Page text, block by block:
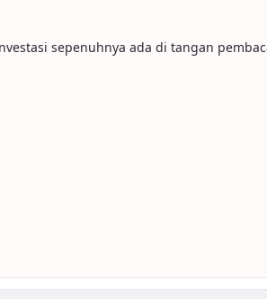
sepenuhnya ada di tangan